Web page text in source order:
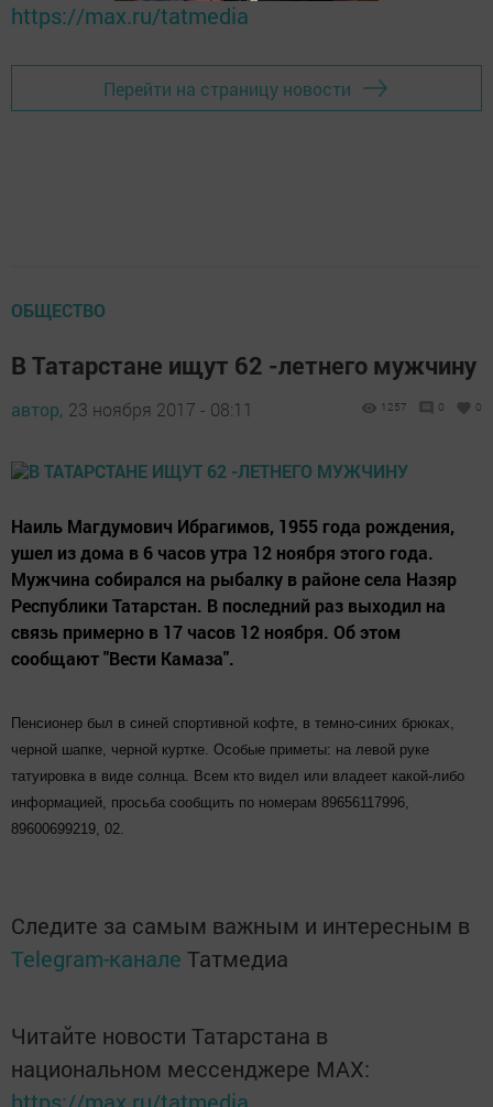
https://max.ru/tatmedia
Перейти на страницу новости
ОБЩЕСТВО
В Татарстане ищут 62 -летнего мужчину
автор, 23 ноября 2017 - 08:11 1257 0 0
Наиль Магдумович Ибрагимов, 1955 года рождения,
ушел из дома в 6 часов утра 12 ноября этого года.
Мужчина собирался на рыбалку в районе села Назяр
Республики Татарстан. В последний раз выходил на
связь примерно в 17 часов 12 ноября. Об этом
сообщают "Вести Камаза".
Пенсионер был в синей спортивной кофте, в темно-синих брюках,
черной шапке, черной куртке. Особые приметы: на левой руке
татуировка в виде солнца. Всем кто видел или владеет какой-либо
информацией, просьба сообщить по номерам 89656117996,
89600699219, 02.
Следите за самым важным и интересным в
Telegram-канале Татмедиа
Читайте новости Татарстана в
национальном мессенджере MАХ: